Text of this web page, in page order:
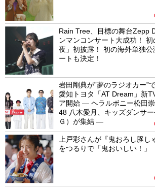
Rain Tree、目標の舞台Zepp
ンマンコンサート大成功！
夜」初披露！ 初の海外単独
ートも決定！
岩田剛典が”夢のラジオカー”
愛知トヨタ「AT Dream」新
ア開始 ― ヘラルボニー松田
48 八木愛月、キッズダンサ
Ｇ）が集結 ―
上戸彩さんが『鬼おろし豚し
をつるりで「鬼おいしい！」